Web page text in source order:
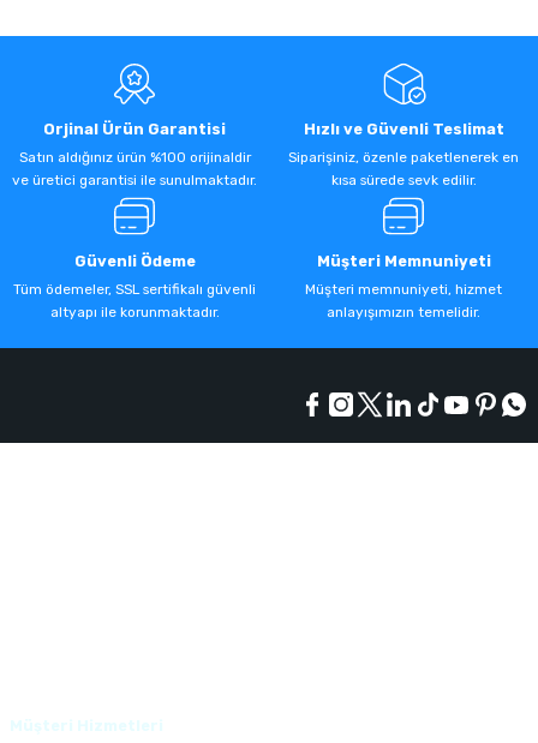
Orjinal Ürün Garantisi
Satın aldığınız ürün %100 orijinaldir
ve üretici garantisi ile sunulmaktadır.
Hızlı ve Güvenli Teslimat
Siparişiniz, özenle paketlenerek en
kısa sürede sevk edilir.
Güvenli Ödeme
Tüm ödemeler, SSL sertifikalı güvenli
altyapı ile korunmaktadır.
Müşteri Memnuniyeti
Müşteri memnuniyeti, hizmet
anlayışımızın temelidir.